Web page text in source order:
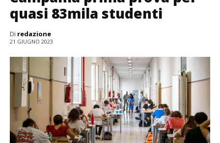
quasi 83mila studenti
Di redazione
21 GIUGNO 2023